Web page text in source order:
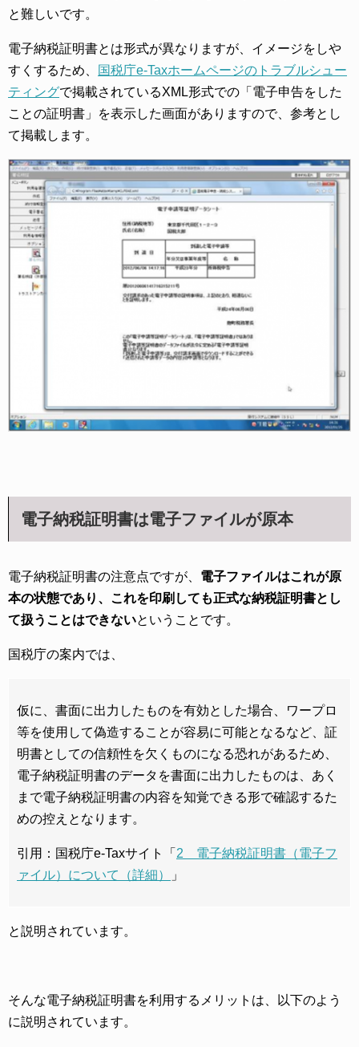
と難しいです。
電子納税証明書とは形式が異なりますが、イメージをしや
すくするため、
国税庁e-Taxホームページのトラブルシュー
ティングで掲載されているXML形式での「電子申告をした
ことの証明書」を表示した画面がありますので、参考とし
て掲載します。
電子納税証明書は電子ファイルが原本
電子納税証明書の注意点ですが、 電子ファイルはこれが原
本の状態であり、これを印刷しても正式な納税証明書とし
て扱うことはできないということです。
国税庁の案内では、
仮に、書面に出力したものを有効とした場合、ワープロ
等を使用して偽造することが容易に可能となるなど、証
明書としての信頼性を欠くものになる恐れがあるため、
電子納税証明書のデータを書面に出力したものは、あく
まで電子納税証明書の内容を知覚できる形で確認するた
めの控えとなります。
引用：国税庁e-Taxサイト「 2 電子納税証明書（電子フ
ァイル）について（詳細）
」
と説明されています。
そんな電子納税証明書を利用するメリットは、以下のよう
に説明されています。